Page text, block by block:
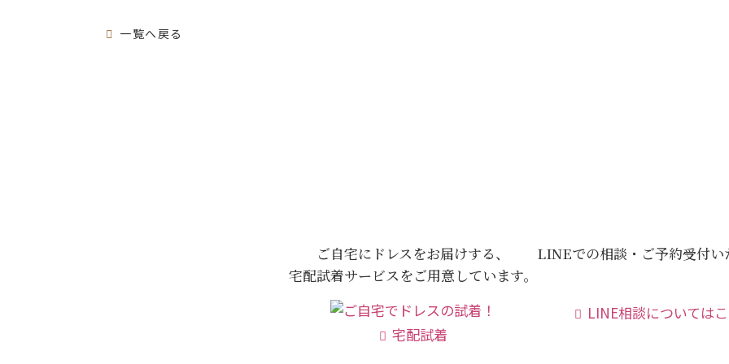
一覧へ戻る
ご自宅にドレスをお届けする、
宅配試着サービスをご用意しています。
宅配試着
LINEでの相談・ご予約受付い
LINE相談については